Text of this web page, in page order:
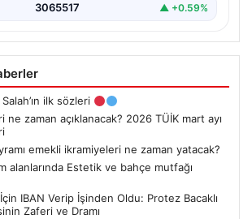
3065517 ▲ +0.59%
ilk sözleri
ne zaman açıklanacak? 2026 TÜİK mart ayı
emekli ikramiyeleri ne zaman yatacak?
alanlarında Estetik ve bahçe mutfağı
IBAN Verip İşinden Oldu: Protez Bacaklı
Zaferi ve Dramı